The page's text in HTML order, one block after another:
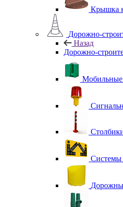
Крышка
Дорожно-
Назад
Дорожно-
Мобильные
Системы